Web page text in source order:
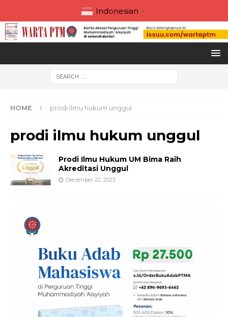
Indonesian ▼
HOME prodi ilmu hukum unggul
prodi ilmu hukum unggul
Prodi Ilmu Hukum UM Bima Raih
Akreditasi Unggul
December 22, 2025